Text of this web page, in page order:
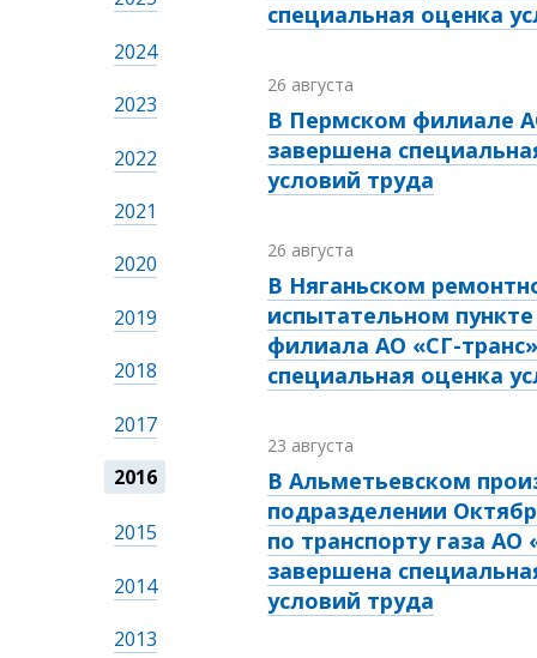
2024
2023
2022
2021
2020
2019
2018
2017
2016
2015
2014
2013
специальная оценка
26 августа
В Пермском филиале
завершена
условий труда
26 августа
В Няганьском
испытательном
филиала АО «СГ-
специальная оценка
23 августа
В Альметьевском
подразделении
по транспорту газа АО
завершена
условий труда